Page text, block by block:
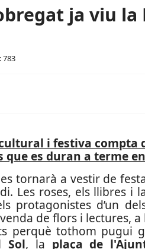
ja viu la
783
i festiva compta
que es duran a terme
tornarà a vestir de
Les roses, els llibres i
protagonistes d’un
de flors i lectures,
perquè tothom pugui
Sol, la plaça de